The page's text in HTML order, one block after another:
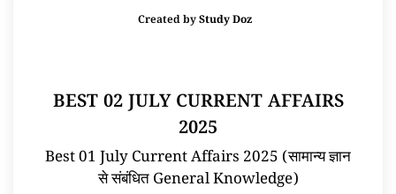
Created byStudy Doz
BEST 02 JULY CURRENT AFFAIRS
2025
Best 01 July Current Affairs 2025 (सामान्य ज्ञान
से संबंधित General Knowledge)